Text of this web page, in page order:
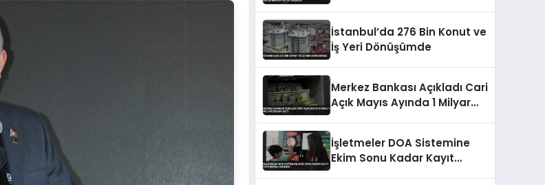
İstanbul’da 276 Bin Konut ve
İş Yeri Dönüşümde
Merkez Bankası Açıkladı Cari
Açık Mayıs Ayında 1 Milyar
İşletmeler DOA Sistemine
Ekim Sonu Kadar Kayıt